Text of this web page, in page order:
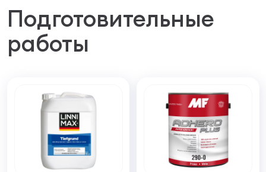
Подготовительные
работы